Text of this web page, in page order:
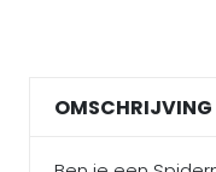
OMSCHRIJVING